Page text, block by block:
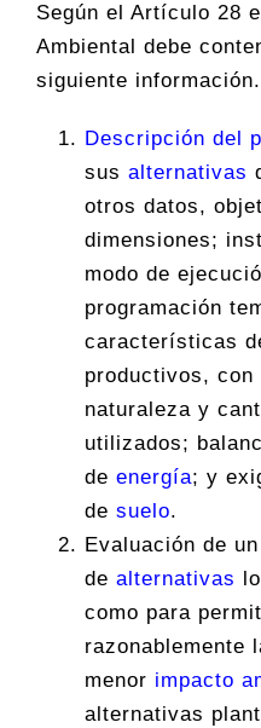
Según el Artículo 28
Ambiental debe
siguiente información.
Descripción del
sus alternativas
otros datos,
dimensiones;
modo de
programación
características
productivos,
naturaleza y
utilizados;
de energía; y
de suelo.
Evaluación de
de alternativas
como para
razonablemente
menor impacto
alternativas